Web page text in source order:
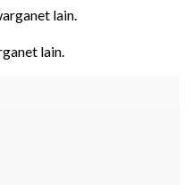
lain.
lain.